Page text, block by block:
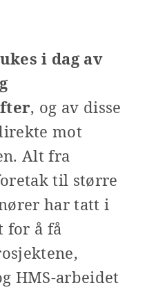
i dag av
, og av disse
mot
Alt fra
til større
har tatt i
for å få
HMS-arbeidet